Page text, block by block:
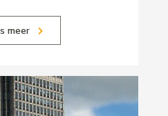
meer